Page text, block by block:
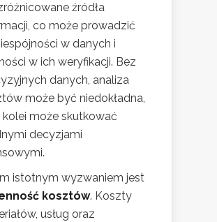
źródła
co może prowadzić
w danych i
w ich weryfikacji. Bez
danych, analiza
może być niedokładna,
może skutkować
decyzjami
istotnym wyzwaniem jest
kosztów. Koszty
usług oraz